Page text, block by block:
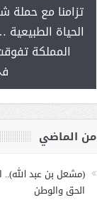
تزامنا مع حملة
الحياة
المملكة
من الماضي
(مشعل بن عبد الله)..
الحق والوطن